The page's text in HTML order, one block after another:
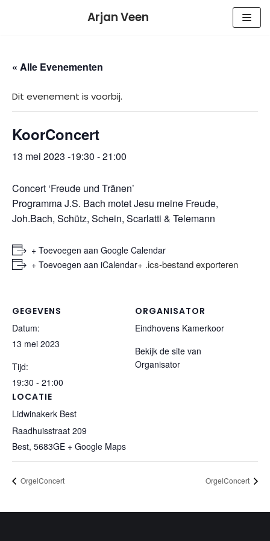
Arjan Veen
« Alle Evenementen
Dit evenement is voorbij.
KoorConcert
13 mei 2023 -19:30 -21:00
Concert ‘Freude und Tränen’
Programma J.S. Bach motet Jesu meine Freude,
Joh.Bach, Schütz, Schein, Scarlatti & Telemann
+ Toevoegen aan Google Calendar
+ Toevoegen aan iCalendar+ .ics-bestand exporteren
GEGEVENS
Datum:
13 mei 2023
Tijd:
19:30 - 21:00
LOCATIE
Lidwinakerk Best
Raadhuisstraat 209
Best, 5683GE + Google Maps
ORGANISATOR
Eindhovens Kamerkoor
Bekijk de site van
Organisator
OrgelConcert OrgelConcert